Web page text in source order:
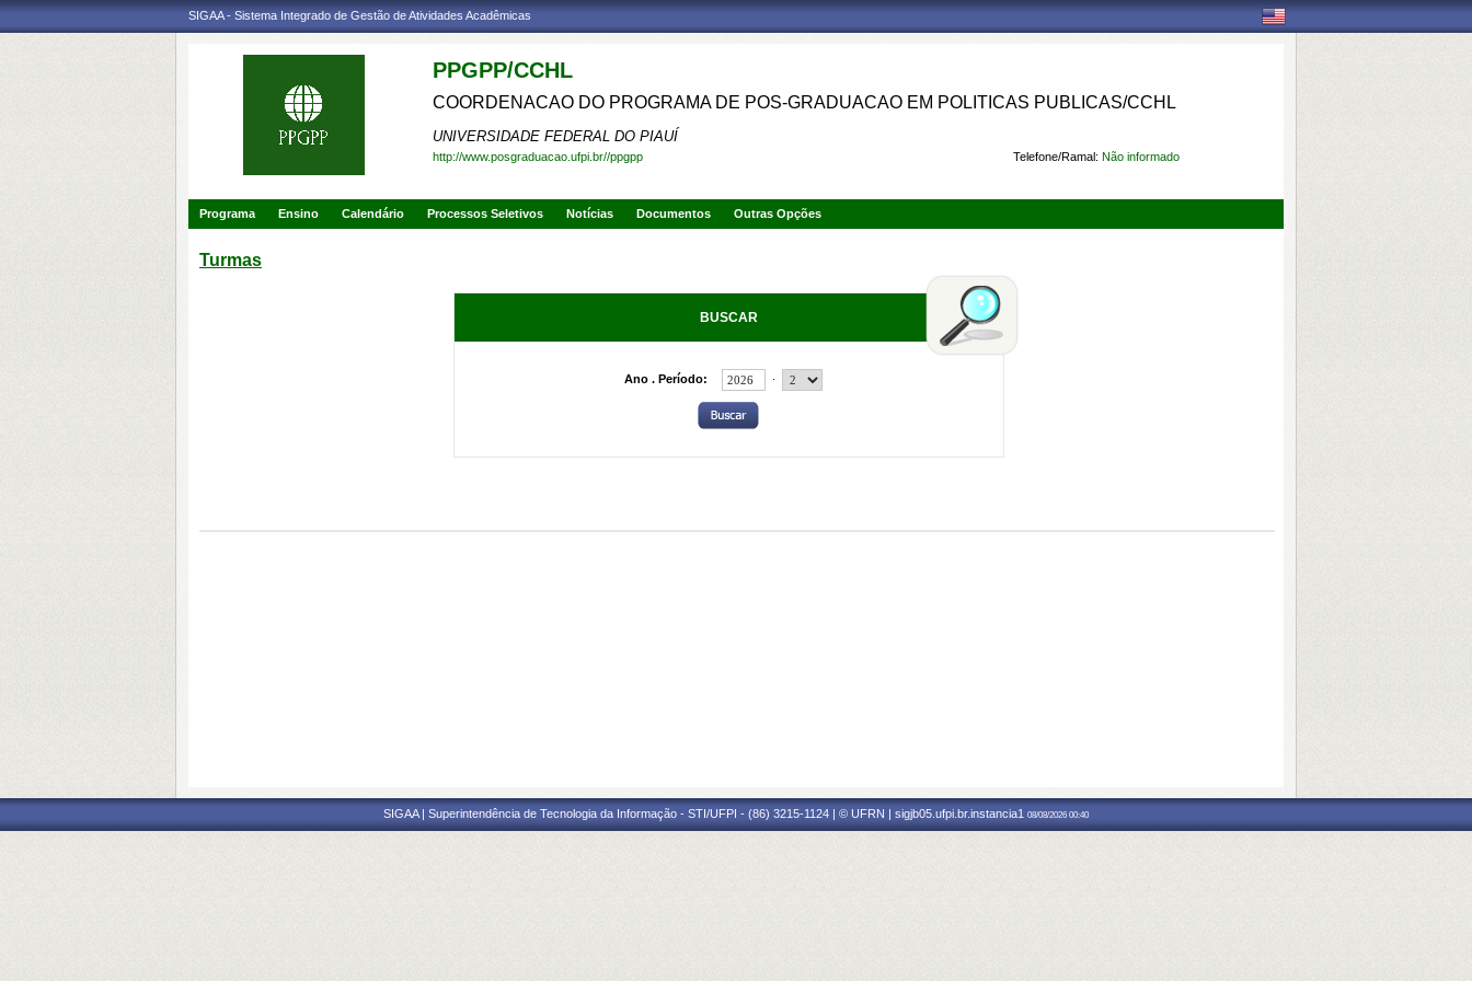
SIGAA - Sistema Integrado de Gestão de Atividades Acadêmicas
PPGPP/CCHL
COORDENACAO DO PROGRAMA DE POS-GRADUACAO EM POLITICAS PUBLICAS/CCHL
UNIVERSIDADE FEDERAL DO PIAUÍ
Telefone/Ramal: Não informado
http://www.posgraduacao.ufpi.br//ppgpp
Programa Ensino Calendário Processos Seletivos Notícias Documentos Outras Opções
Turmas
BUSCAR
Ano . Período:
SIGAA | Superintendência de Tecnologia da Informação - STI/UFPI - (86) 3215-1124 | © UFRN | sigjb05.ufpi.br.instancia1 08/08/2026 00:40